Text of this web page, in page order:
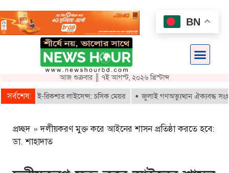
আজ শুক্রবার ║ ৭ই আগস্ট, ২০২৬ খ্রিস্টাব্দ
সর্বশেষ:ই-রিকশার লাইসেন্স: চসিক মেয়র জুলাই গণঅভ্যুত্থান ঐক্যবদ্ধ
প্রচ্ছদ »দলীয়করণ মুক্ত করে আইনের শাসন প্রতিষ্ঠা করতে হবে:
ডা. শাহাদাত
BN